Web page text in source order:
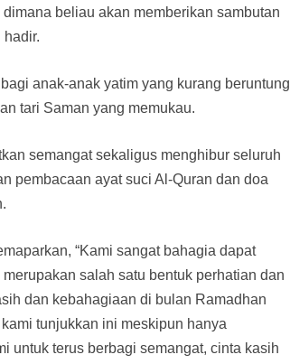
beliau akan memberikan sambutan
anak-anak yatim yang kurang beruntung
tari Saman yang memukau.
semangat sekaligus menghibur seluruh
pembacaan ayat suci Al-Quran dan doa
“Kami sangat bahagia dapat
salah satu bentuk perhatian dan
dan kebahagiaan di bulan Ramadhan
tunjukkan ini meskipun hanya
untuk terus berbagi semangat, cinta kasih